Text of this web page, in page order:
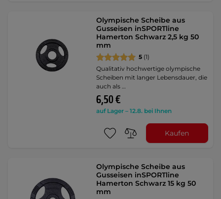
Olympische Scheibe aus
Gusseisen inSPORTline
Hamerton Schwarz 2,5 kg 50
mm
5 (1)
Qualitativ hochwertige olympische
Scheiben mit langer Lebensdauer, die
auch als …
6,50 €
auf Lager – 12.8. bei Ihnen
Kaufen
Olympische Scheibe aus
Gusseisen inSPORTline
Hamerton Schwarz 15 kg 50
mm